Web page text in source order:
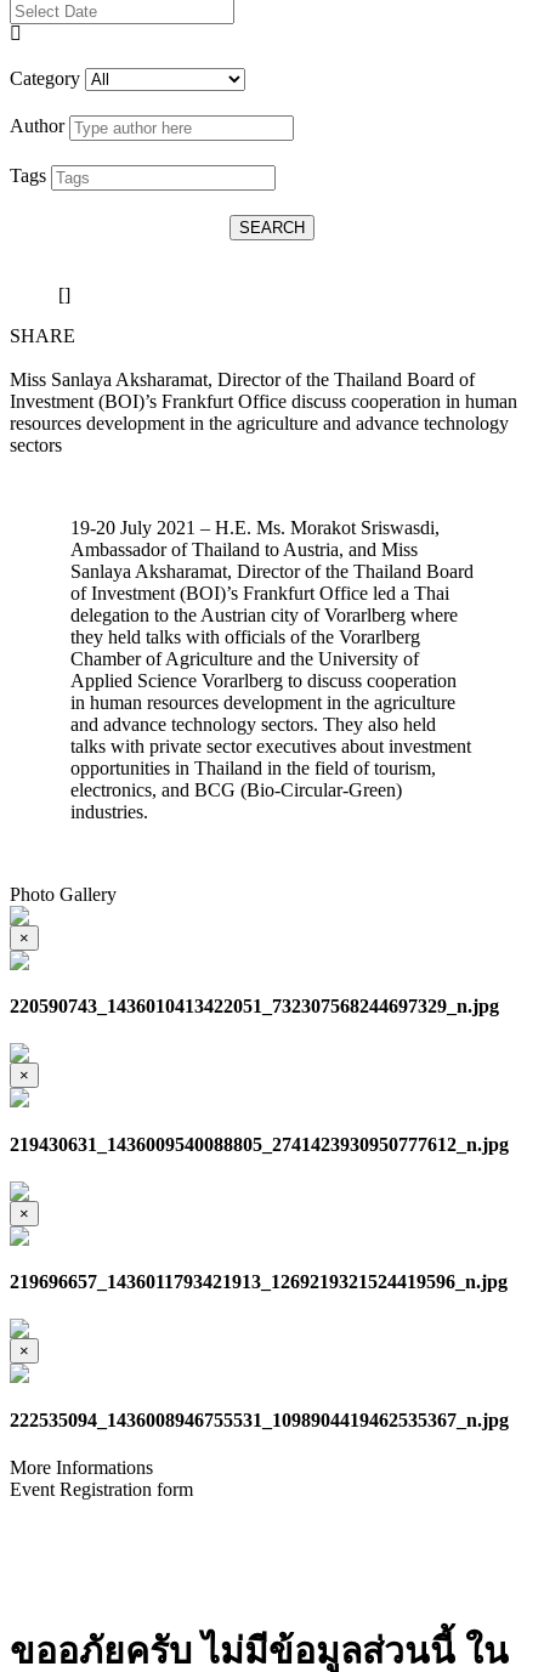
Category
Author
Tags
SEARCH
[]
SHARE
Miss Sanlaya Aksharamat, Director of the Thailand Board of
Investment (BOI)’s Frankfurt Office discuss cooperation in human
resources development in the agriculture and advance technology
sectors
19-20 July 2021 – H.E. Ms. Morakot Sriswasdi,
Ambassador of Thailand to Austria, and Miss
Sanlaya Aksharamat, Director of the Thailand Board
of Investment (BOI)’s Frankfurt Office led a Thai
delegation to the Austrian city of Vorarlberg where
they held talks with officials of the Vorarlberg
Chamber of Agriculture and the University of
Applied Science Vorarlberg to discuss cooperation
in human resources development in the agriculture
and advance technology sectors. They also held
talks with private sector executives about investment
opportunities in Thailand in the field of tourism,
electronics, and BCG (Bio-Circular-Green)
industries.
Photo Gallery
×
220590743_1436010413422051_732307568244697329_n.jpg
×
219430631_1436009540088805_2741423930950777612_n.jpg
×
219696657_1436011793421913_1269219321524419596_n.jpg
×
222535094_1436008946755531_1098904419462535367_n.jpg
More Informations
Event Registration form
ขออภัยครับ ไม่มีข้อมูลส่วนนี้ ใน